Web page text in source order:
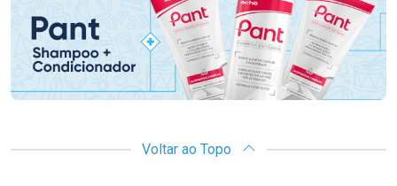
Voltar ao Topo